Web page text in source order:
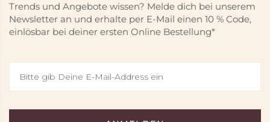
Trends und Angebote wissen? Melde dich bei unserem
Newsletter an und erhalte per E-Mail einen 10 % Code,
einlösbar bei deiner ersten Online Bestellung*